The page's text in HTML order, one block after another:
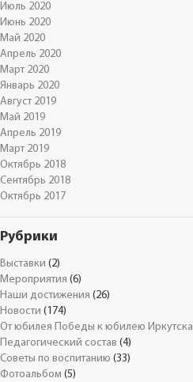
Июль 2020
Июнь 2020
Май 2020
Апрель 2020
Март 2020
Январь 2020
Август 2019
Май 2019
Апрель 2019
Март 2019
Октябрь 2018
Сентябрь 2018
Октябрь 2017
Рубрики
Выставки (2)
Мероприятия (6)
Наши достижения (26)
Новости (174)
От юбилея Победы к юбилею Иркутска
Педагогический состав (4)
Советы по воспитанию (33)
Фотоальбом (5)